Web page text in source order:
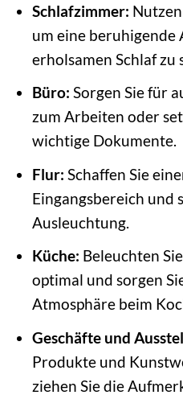
Schlafzimmer:
um eine beruhigende
erholsamen Schlaf zu
Büro: Sorgen Sie für
zum Arbeiten oder
wichtige Dokumente.
Flur: Schaffen Sie
Eingangsbereich und
Ausleuchtung.
Küche: Beleuchten
optimal und sorgen
Atmosphäre beim
Geschäfte und
Produkte und
ziehen Sie die